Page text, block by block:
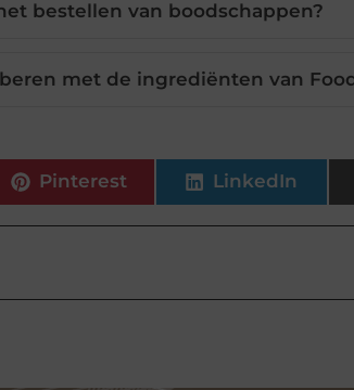
bestellen van boodschappen?
met de ingrediënten van
Pinterest LinkedIn